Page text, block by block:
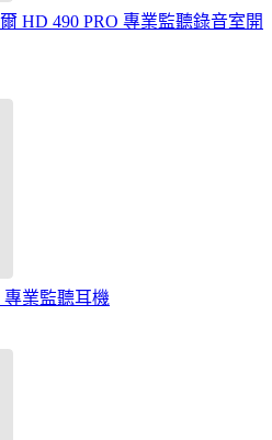
HD 490 PRO 專業監聽錄音室開
專業監聽耳機